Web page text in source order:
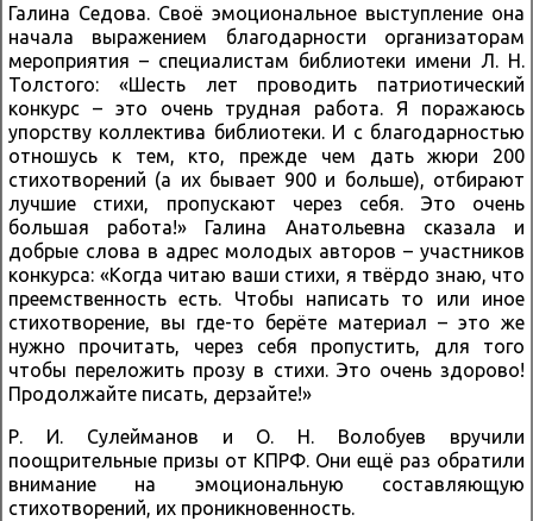
Галина Седова. Своё эмоциональное выступление она
начала выражением благодарности организаторам
мероприятия – специалистам библиотеки имени Л. Н.
Толстого: «Шесть лет проводить патриотический
конкурс – это очень трудная работа. Я поражаюсь
упорству коллектива библиотеки. И с благодарностью
отношусь к тем, кто, прежде чем дать жюри 200
стихотворений (а их бывает 900 и больше), отбирают
лучшие стихи, пропускают через себя. Это очень
большая работа!» Галина Анатольевна сказала и
добрые слова в адрес молодых авторов – участников
конкурса: «Когда читаю ваши стихи, я твёрдо знаю, что
преемственность есть. Чтобы написать то или иное
стихотворение, вы где-то берёте материал – это же
нужно прочитать, через себя пропустить, для того
чтобы переложить прозу в стихи. Это очень здорово!
Продолжайте писать, дерзайте!»
Р. И. Сулейманов и О. Н. Волобуев вручили
поощрительные призы от КПРФ. Они ещё раз обратили
внимание на эмоциональную составляющую
стихотворений, их проникновенность.